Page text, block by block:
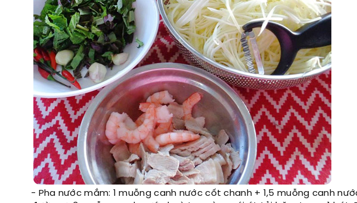
- Pha nước mắm: 1 muỗng canh nước cốt chanh + 1,5 muỗng canh